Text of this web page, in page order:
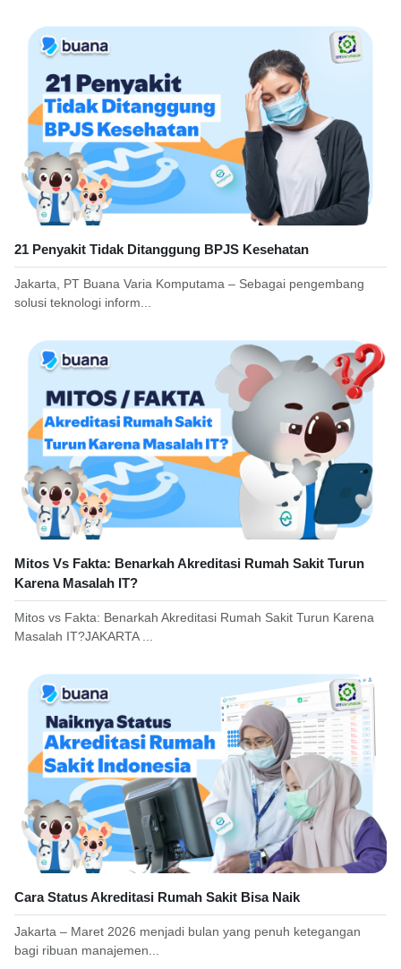
21 Penyakit Tidak Ditanggung BPJS Kesehatan
Jakarta, PT Buana Varia Komputama – Sebagai pengembang
solusi teknologi inform...
Mitos Vs Fakta: Benarkah Akreditasi Rumah Sakit Turun
Karena Masalah IT?
Mitos vs Fakta: Benarkah Akreditasi Rumah Sakit Turun Karena
Masalah IT?JAKARTA ...
Cara Status Akreditasi Rumah Sakit Bisa Naik
Jakarta – Maret 2026 menjadi bulan yang penuh ketegangan
bagi ribuan manajemen...